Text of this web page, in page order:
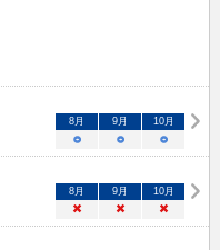
8 月 9 月 10月
○ ○ ○
8 月 9 月 10月
× × ×